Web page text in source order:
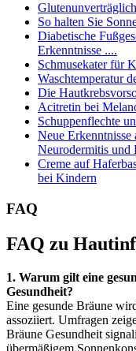
So halten Sie
Diabetische
Erkenntnisse ....
Schmusekater für
Waschtemperatur
Die
Acitretin bei
Schuppenflechte
Neue Erkenntnisse
Neurodermitis und
Creme auf
bei Kindern
FAQ
FAQ zu
1. Warum gilt eine
Gesundheit?
Eine gesunde Bräune
assoziiert. Umfragen
Bräune Gesundheit
übermäßigem